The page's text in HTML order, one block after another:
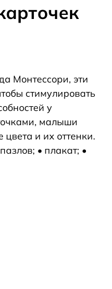
Монтессори, эти
стимулировать
у
малыши
и их оттенки.
• плакат; •